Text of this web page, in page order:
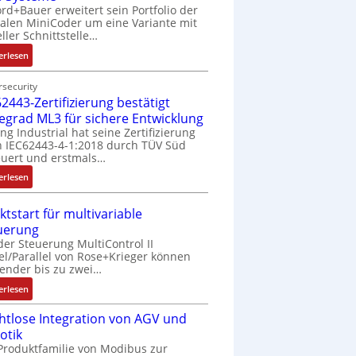
erweitert sein Portfolio der
MiniCoder um eine Variante mit
Schnittstelle…
:
E
i
n
f
a
c
h
e
S
n
s
o
r
-
I
t
Zertifizierung bestätigt
ML3 für sichere Entwicklung
Industrial hat seine Zertifizierung
IEC62443-4-1:2018 durch TÜV Süd
und erstmals…
:
I
C
6
2
4
4
3
Z
e
für multivariable
Steuerung MultiControl II
Parallel von Rose+Krieger können
bis zu zwei…
:
M
a
k
Integration von AGV und
von Modibus zur